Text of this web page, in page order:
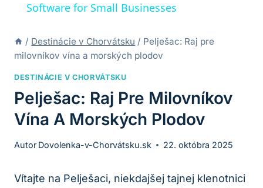
Software for Small Businesses
/ Destinácie v Chorvátsku / Pelješac: Raj pre
milovníkov vína a morských plodov
DESTINÁCIE V CHORVÁTSKU
Pelješac: Raj Pre Milovníkov
Vína A Morských Plodov
Autor Dovolenka-v-Chorvátsku.sk 22. októbra 2025
Vítajte na ⁤Pelješaci, ⁣niekdajšej tajnej klenotnici